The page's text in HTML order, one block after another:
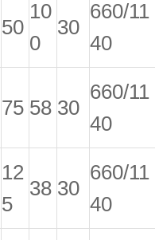
50
10
0
30
660/11
40
75 58 30
660/11
40
12
5
38 30
660/11
40